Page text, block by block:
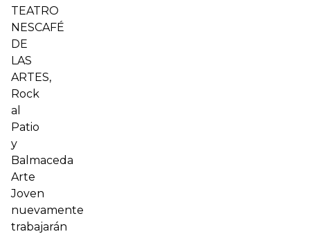
TEATRO
NESCAFÉ
DE
LAS
ARTES,
Rock
al
Patio
y
Balmaceda
Arte
Joven
nuevamente
trabajarán